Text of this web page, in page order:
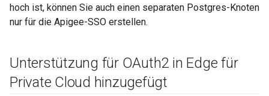
hoch ist, können Sie auch einen separaten Postgres-Knoten
nur für die Apigee-SSO erstellen.
Unterstützung für OAuth2 in Edge für
Private Cloud hinzugefügt